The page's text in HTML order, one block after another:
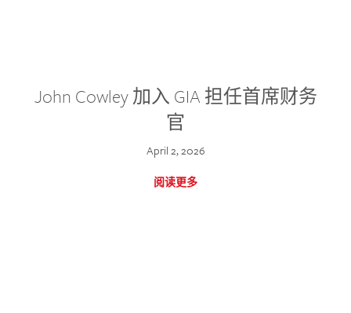
John Cowley 加入 GIA 担任首席财务
官
April 2, 2026
阅读更多